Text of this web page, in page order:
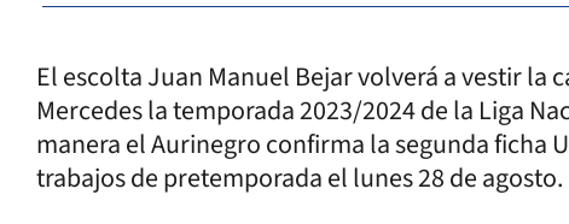
El escolta Juan Manuel Bejar volverá a vestir la
Mercedes la temporada 2023/2024 de la Liga
manera el Aurinegro confirma la segunda ficha
trabajos de pretemporada el lunes 28 de agosto.